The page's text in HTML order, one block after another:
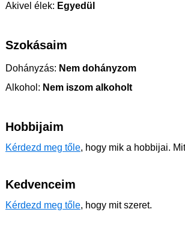
Akivel élek: Egyedül
Szokásaim
Dohányzás: Nem dohányzom
Alkohol: Nem iszom alkoholt
Hobbijaim
Kérdezd meg tőle, hogy mik a hobbijai.
Kedvenceim
Kérdezd meg tőle, hogy mit szeret.